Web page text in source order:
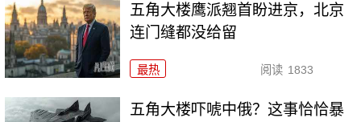
五角大楼鹰派翘首盼进京，北京
连门缝都没给留
最热 阅读 1833
五角大楼吓唬中俄？这事恰恰暴